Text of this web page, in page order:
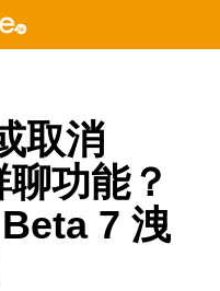
取消
功能？
7 洩